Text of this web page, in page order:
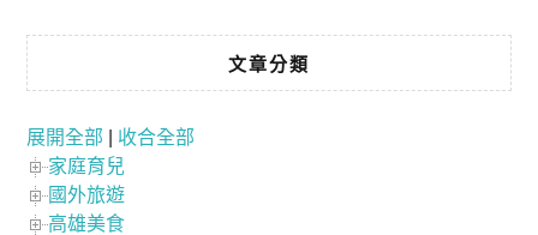
文章分類
展開全部
收合全部
家庭育兒
國外旅遊
高雄美食